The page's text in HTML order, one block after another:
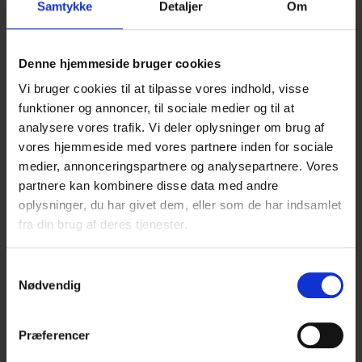
Samtykke Detaljer Om
Denne hjemmeside bruger cookies
Vi bruger cookies til at tilpasse vores indhold, visse
funktioner og annoncer, til sociale medier og til at
analysere vores trafik. Vi deler oplysninger om brug af
vores hjemmeside med vores partnere inden for sociale
medier, annonceringspartnere og analysepartnere. Vores
partnere kan kombinere disse data med andre
oplysninger, du har givet dem, eller som de har indsamlet
fra din brug af deres tjenester.
Nødvendig
Præferencer
24,95 DKK
Vis produkt
UDSOLGT